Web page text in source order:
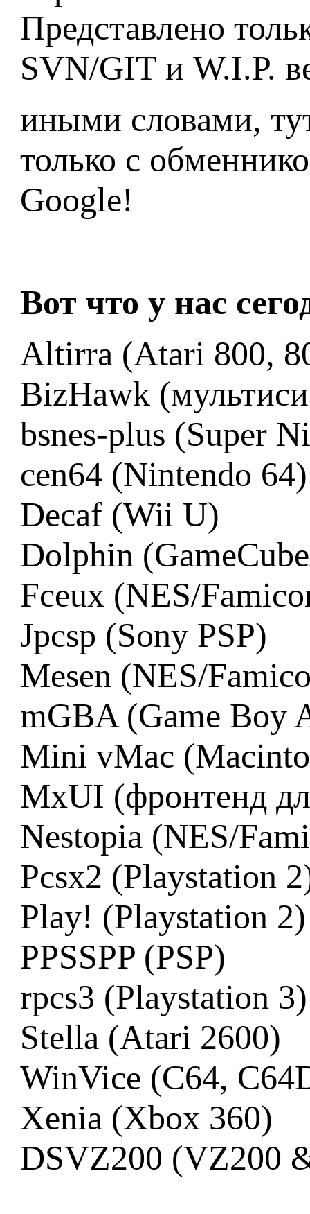
Представлено
SVN/GIT и W.I.P.
иными словами,
только с
Google!
Вот что у нас
Altirra (Atari 800,
BizHawk
bsnes-plus (Super
cen64 (Nintendo 64)
Decaf (Wii U)
Dolphin
Fceux (NES/
Jpcsp (Sony PSP)
Mesen (NES/
mGBA (Game Boy
Mini vMac
MxUI (фронтенд
Nestopia (NES/
Pcsx2 (Playstation
Play! (Playstation 2)
PPSSPP (PSP)
rpcs3 (Playstation 3)
Stella (Atari 2600)
WinVice (C64,
Xenia (Xbox 360)
DSVZ200 (VZ200